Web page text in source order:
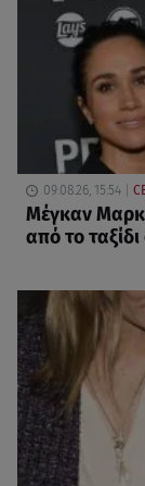
09.08.26, 15:54
Μέγκαν
από το